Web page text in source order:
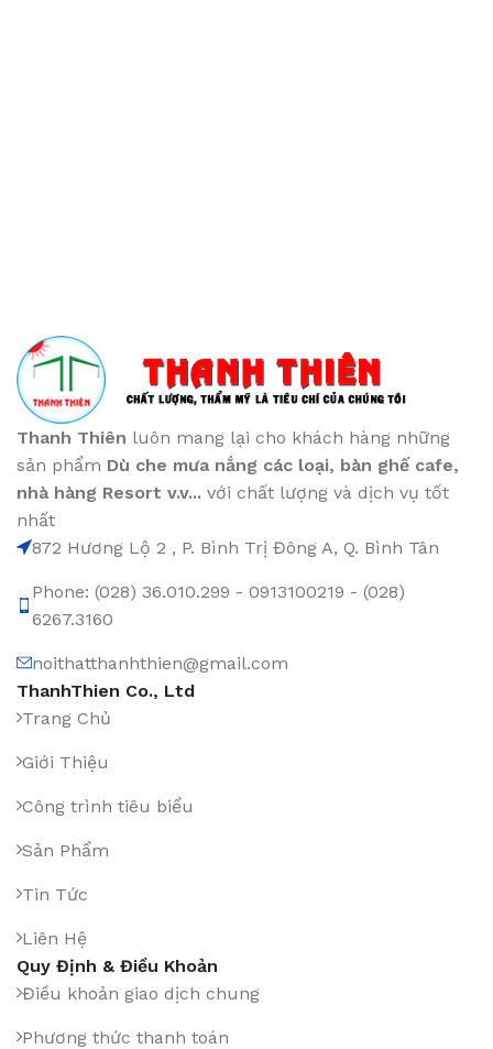
Thanh Thiên luôn mang lại cho khách hàng những
sản phẩm Dù che mưa nắng các loại, bàn ghế cafe,
nhà hàng Resort v.v... với chất lượng và dịch vụ tốt
nhất
872 Hương Lộ 2 , P. Bình Trị Đông A, Q. Bình Tân
Phone: (028) 36.010.299 - 0913100219 - (028)
6267.3160
noithatthanhthien@gmail.com
ThanhThien Co., Ltd
Trang Chủ
Giới Thiệu
Công trình tiêu biểu
Sản Phẩm
Tin Tức
Liên Hệ
Quy Định & Điều Khoản
Điều khoản giao dịch chung
Phương thức thanh toán